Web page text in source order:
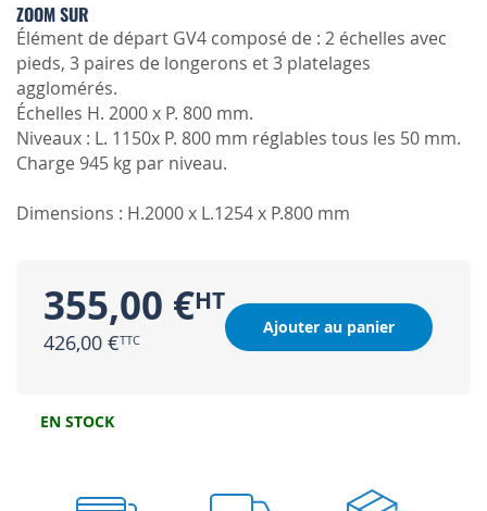
ZOOM SUR
Élément de départ GV4 composé de : 2 échelles avec
pieds, 3 paires de longerons et 3 platelages
agglomérés.
Échelles H. 2000 x P. 800 mm.
Niveaux : L. 1150x P. 800 mm réglables tous les 50 mm.
Charge 945 kg par niveau.
Dimensions : H.2000 x L.1254 x P.800 mm
355,00 €
426,00 €
Ajouter au panier
EN STOCK